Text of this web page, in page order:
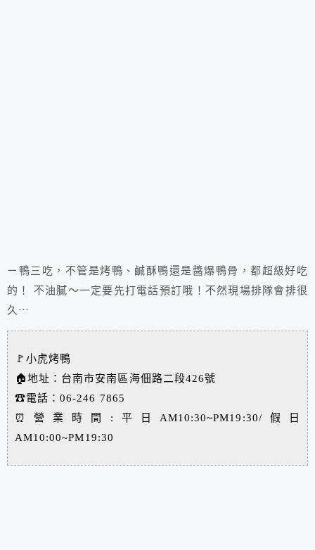
ㄧ鴨三吃，不管是烤鴨、鹹酥鴨還是醬爆鴨骨，都超級好吃
的！ 不油膩～一定要先打電話預訂哦！不然現場排隊會排很
久⋯
🚩小虎烤鴨
🏠地址：台南市安南區海佃路二段426號
☎電話：06-246 7865
⏰營業時間:平日AM10:30~PM19:30/假日
AM10:00~PM19:30